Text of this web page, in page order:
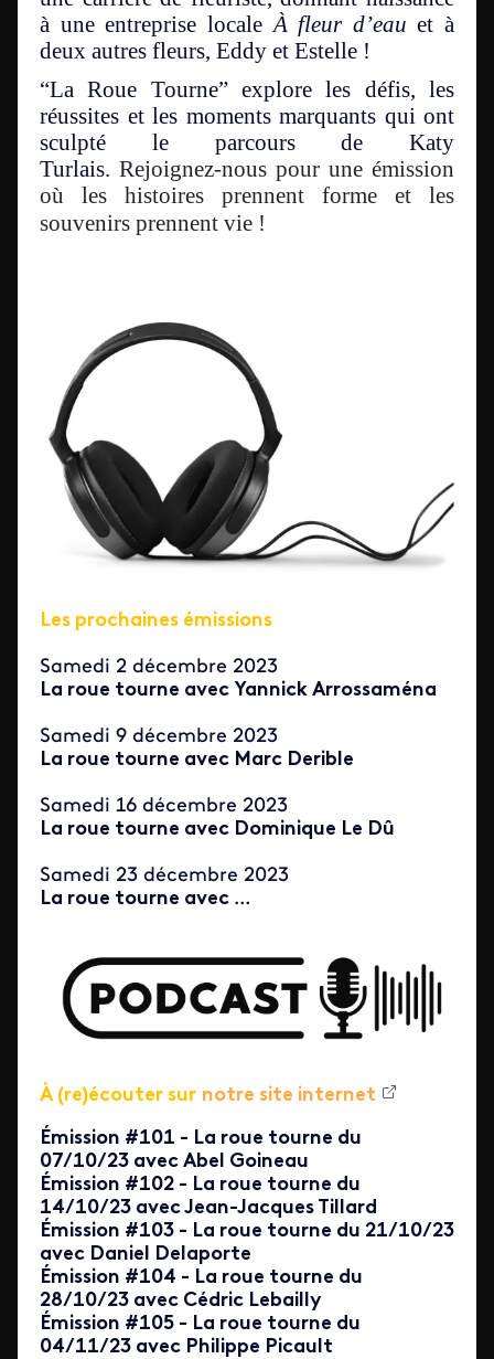
à une entreprise localeÀ fleur d’eau et à
deux autres fleurs, Eddy et Estelle !
“La Roue Tourne” explore les défis, les
réussites et les moments marquants qui ont
sculpté le parcours de Katy
Turlais. Rejoignez-nous pour une émission
où les histoires prennent forme et les
souvenirs prennent vie !
Les prochaines émissions
Samedi 2 décembre 2023
La roue tourne avec Yannick Arrossaména
Samedi 9 décembre 2023
La roue tourne avec Marc Derible
Samedi 16 décembre 2023
La roue tourne avec Dominique Le Dû
Samedi 23 décembre 2023
La roue tourne avec ...
À (re)écouter sur notre site internet
Émission #101 - La roue tourne du
07/10/23 avec Abel Goineau
Émission #102 - La roue tourne du
14/10/23 avec Jean-Jacques Tillard
Émission #103 - La roue tourne du 21/10/23
avec Daniel Delaporte
Émission #104 - La roue tourne du
28/10/23 avec Cédric Lebailly
Émission #105 - La roue tourne du
04/11/23 avec Philippe Picault